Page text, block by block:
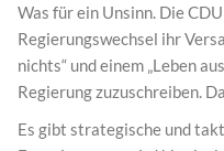
Was für ein Unsinn. Die
Regierungswechsel ihr
nichts“ und einem „Leben
Regierung zuzuschreiben.
Es gibt strategische und